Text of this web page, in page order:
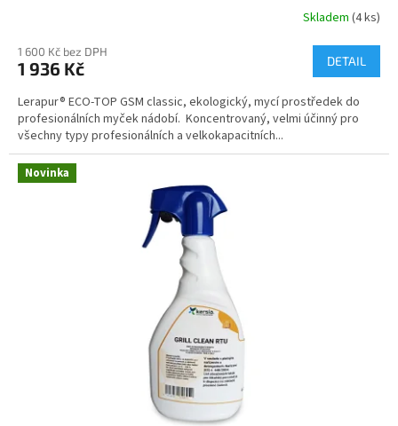
Skladem (4 ks)
1 600 Kč bez DPH
1 936 Kč DETAIL
Lerapur® ECO-TOP GSM classic, ekologický, mycí prostředek do
profesionálních myček nádobí. Koncentrovaný, velmi účinný pro
všechny typy profesionálních a velkokapacitních...
Novinka